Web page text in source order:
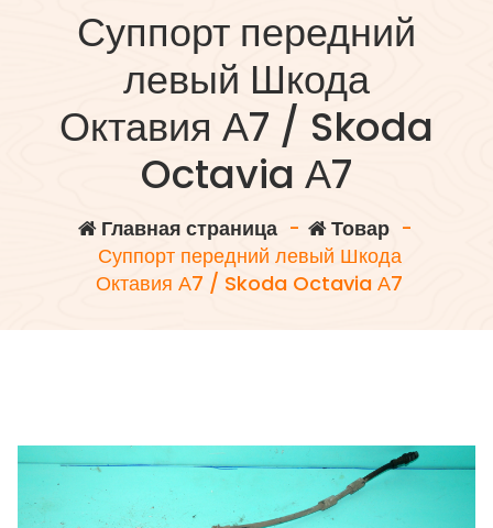
Суппорт передний
левый Шкода
Октавия А7 / Skoda
Octavia А7
Главная страница- Товар-
Суппорт передний левый Шкода
Октавия А7 / Skoda Octavia А7